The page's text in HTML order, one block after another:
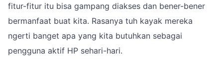
fitur-fitur itu bisa gampang diakses dan bener-bener
bermanfaat buat kita. Rasanya tuh kayak mereka
ngerti banget apa yang kita butuhkan sebagai
pengguna aktif HP sehari-hari.